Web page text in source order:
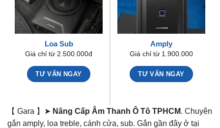
Loa Sub
Giá chỉ từ 2.500.000đ
TƯ VẤN NGAY
Amply
Giá chỉ từ 1.900.000
TƯ VẤN NGAY
【 Gara 】➤ Nâng Cấp Âm Thanh Ô Tô TPHCM. Chuyên
gắn amply, loa treble, cánh cửa, sub. Gắn gần đây ở tại